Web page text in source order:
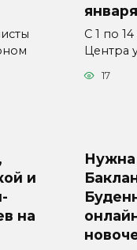
января
С 1 по
Центра
17
и
на
Нужна